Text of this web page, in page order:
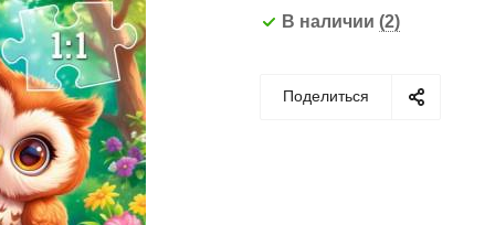
В наличии (2)
Поделиться